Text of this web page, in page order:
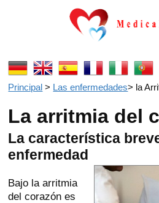
Principal > Las enfermedades> la
La arritmia del
La característica
enfermedad
Bajo la arritmia
del corazón es